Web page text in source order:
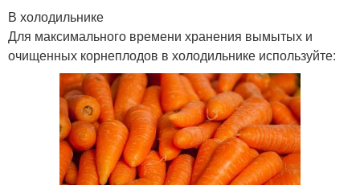
В холодильнике
Для максимального времени хранения вымытых и
очищенных корнеплодов в холодильнике используйте: